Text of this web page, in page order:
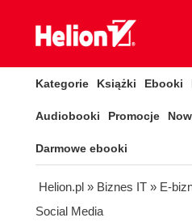
Kategorie Książki Ebooki
Audiobooki Promocje
Darmowe ebooki
Helion.pl » Biznes IT » E-
Social Media